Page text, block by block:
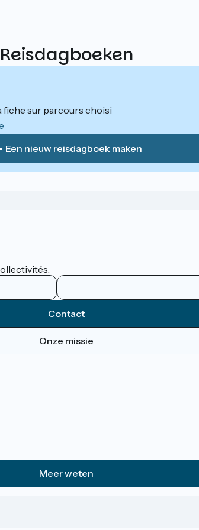
Reisdagboeken
fiche sur parcours choisi
Een nieuw reisdagboek maken
Contact
Onze missie
Meer weten